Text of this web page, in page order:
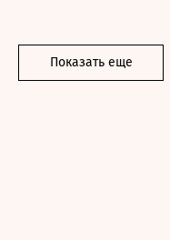
Показать еще